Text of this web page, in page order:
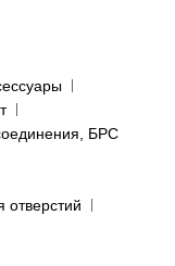
БРС
отверстий